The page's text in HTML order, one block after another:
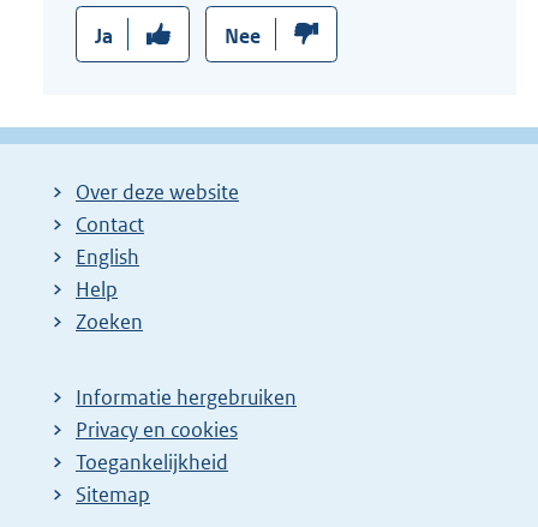
Ja Nee
Over deze website
Contact
English
Help
Zoeken
Informatie hergebruiken
Privacy en cookies
Toegankelijkheid
Sitemap